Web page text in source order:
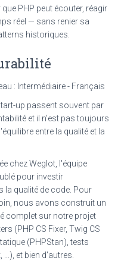
que PHP peut écouter, réagir
réel — sans renier sa
historiques.
: Intermédiaire - Français
up passent souvent par
et il n'est pas toujours
entre la qualité et la
chez Weglot, l'équipe
pour investir
la qualité de code. Pour
nous avons construit un
complet sur notre projet
(PHP CS Fixer, Twig CS
(PHPStan), tests
et bien d'autres.